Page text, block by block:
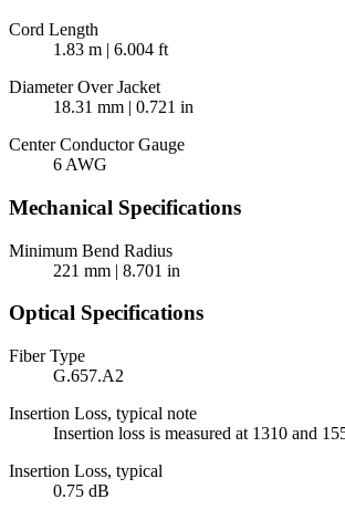
Cord Length
1.83 m | 6.004 ft
Diameter Over Jacket
18.31 mm | 0.721 in
Center Conductor Gauge
6 AWG
Mechanical Specifications
Minimum Bend Radius
221 mm | 8.701 in
Optical Specifications
Fiber Type
G.657.A2
Insertion Loss, typical note
Insertion loss is measured at 1310 and
Insertion Loss, typical
0.75 dB